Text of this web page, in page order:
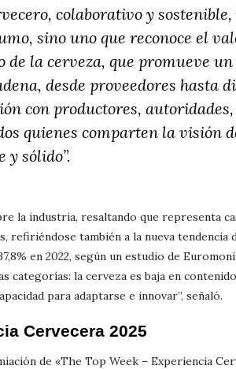
colaborativo y
sino uno que reconoce el
de la cerveza, que promueve
desde proveedores hasta
con productores,
quienes comparten la visión
y sólido”.
la industria, resaltando que representa
refiriéndose también a la nueva tendencia
en 2022, según un estudio de
categorías: la cerveza es baja en
para adaptarse e innovar”, señaló.
Cervecera 2025
de «The Top Week – Experiencia